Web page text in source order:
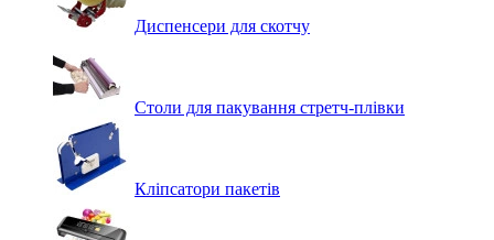
Диспенсери для скотчу
Столи для пакування стретч-плівки
Кліпсатори пакетів